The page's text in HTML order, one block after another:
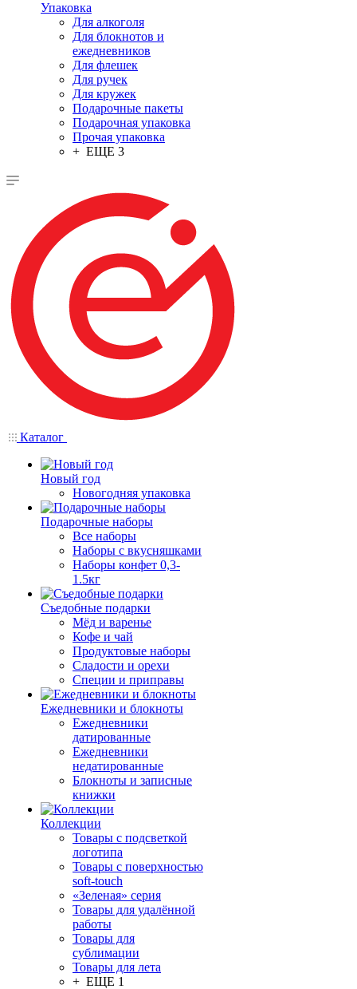
Упаковка
Для алкоголя
Для блокнотов и
ежедневников
Для флешек
Для ручек
Для кружек
Подарочные пакеты
Подарочная упаковка
Прочая упаковка
+ ЕЩЕ 3
Каталог
Новый год
Новогодняя упаковка
Подарочные наборы
Все наборы
Наборы с вкусняшками
Наборы конфет 0,3-
1.5кг
Съедобные подарки
Мёд и варенье
Кофе и чай
Продуктовые наборы
Сладости и орехи
Специи и приправы
Ежедневники и блокноты
Ежедневники
датированные
Ежедневники
недатированные
Блокноты и записные
книжки
Коллекции
Товары с подсветкой
логотипа
Товары с поверхностью
soft-touch
«Зеленая» серия
Товары для удалённой
работы
Товары для
сублимации
Товары для лета
+ ЕЩЕ 1